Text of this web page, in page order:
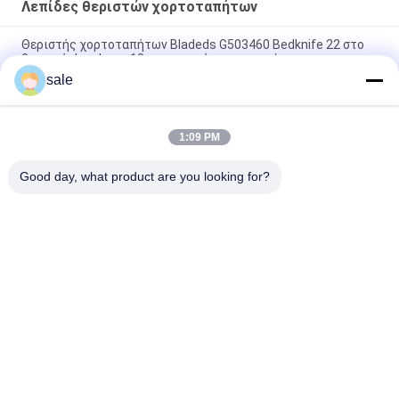
Λεπίδες θεριστών χορτοταπήτων
Θεριστής χορτοταπήτων Bladeds G503460 Bedknife 22 στο
θεριστή Jacobsen 13 τακτοποιήσεων τρυπών
Γλυκοκοπτομηχανή Wldmt - Κύλινδρο RHD, 26" 7 Μαχαίρι
GMBF0325B.07 Fits Jacobsen F305-F407 Series
Σκοπός της μηχανής κοπής γρασίδι, 26.62 ∆ΕΣ, Combo
sale
1:09 PM
Good day, what product are you looking for?